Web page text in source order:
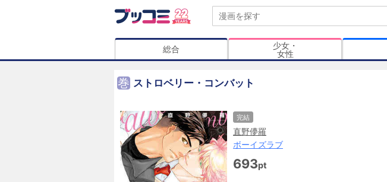
総合
少女・
女性
巻 ストロベリー・コンバット
完結
直野儚羅
ボーイズラブ
693pt